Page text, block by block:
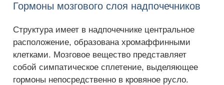
Гормоны мозгового слоя надпочечников
Структура имеет в надпочечнике центральное
расположение, образована хромаффинными
клетками. Мозговое вещество представляет
собой симпатическое сплетение, выделяющее
гормоны непосредственно в кровяное русло.